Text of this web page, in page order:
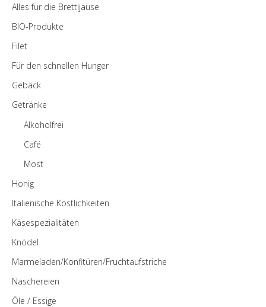
Alles für die Brettljause
BIO-Produkte
Filet
Für den schnellen Hunger
Gebäck
Getränke
Alkoholfrei
Café
Most
Honig
Italienische Köstlichkeiten
Käsespezialitäten
Knödel
Marmeladen/Konfitüren/Fruchtaufstriche
Naschereien
Öle / Essige